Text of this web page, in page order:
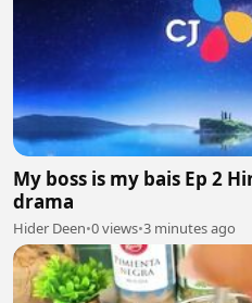
My boss is my bais Ep 2
drama
Hider Deen•0 views•3 minutes ago